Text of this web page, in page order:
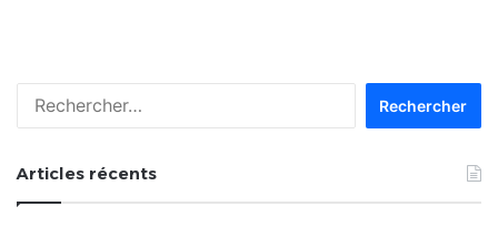
Articles récents